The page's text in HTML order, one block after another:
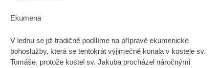
Ekumena
V lednu se již tradičně podílíme na přípravě ekumenické
bohoslužby, která se tentokrát výjimečně konala v kostele sv.
Tomáše, protože kostel sv. Jakuba procházel náročnými